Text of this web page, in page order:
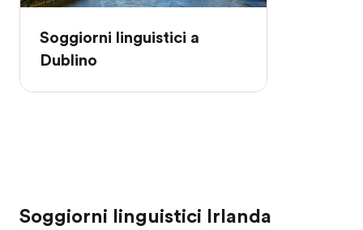
Soggiorni linguistici a
Dublino
Soggiorni linguistici Irlanda